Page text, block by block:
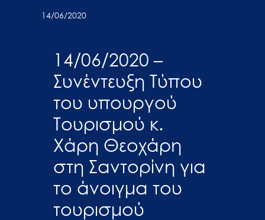
προσβασιμότητας.
14/06/2020
14/06/2020 –
Συνέντευξη Τύπου
του υπουργού
Τουρισμού κ.
Χάρη Θεοχάρη
στη Σαντορίνη για
το άνοιγμα του
τουρισμού